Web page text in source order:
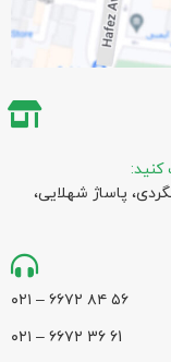
پاساژ شهلایی،
۵۶ ۸۴ ۶۶۷۲ – ۰۲۱
61 36 ۶۶۷۲ – ۰۲۱